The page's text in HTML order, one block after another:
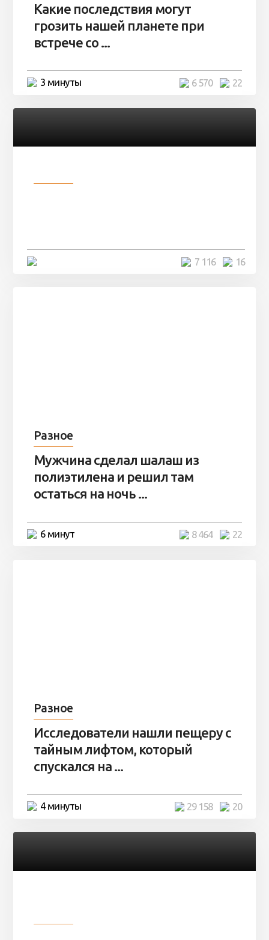
Какие последствия могут
грозить нашей планете при
встрече со ...
3 минуты 22
6 570
16
7 116
Разное
Мужчина сделал шалаш из
полиэтилена и решил там
остаться на ночь ...
6 минут 22
8 464
Разное
Исследователи нашли пещеру с
тайным лифтом, который
спускался на ...
4 минуты 20
29 158